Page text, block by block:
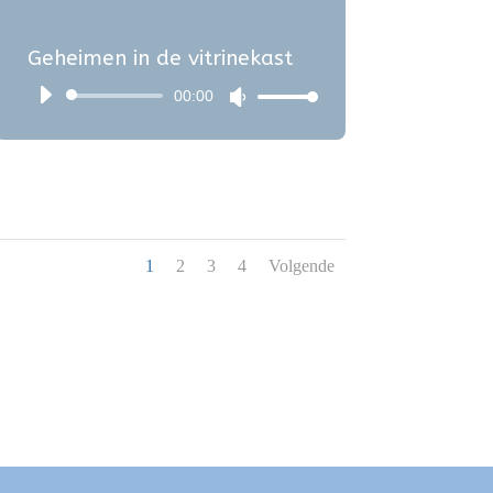
verlagen.
Geheimen in de vitrinekast
Audiospeler 00:00
Gebruik
Omhoog/Omlaag
het
te
1 2 3 4 Volgende